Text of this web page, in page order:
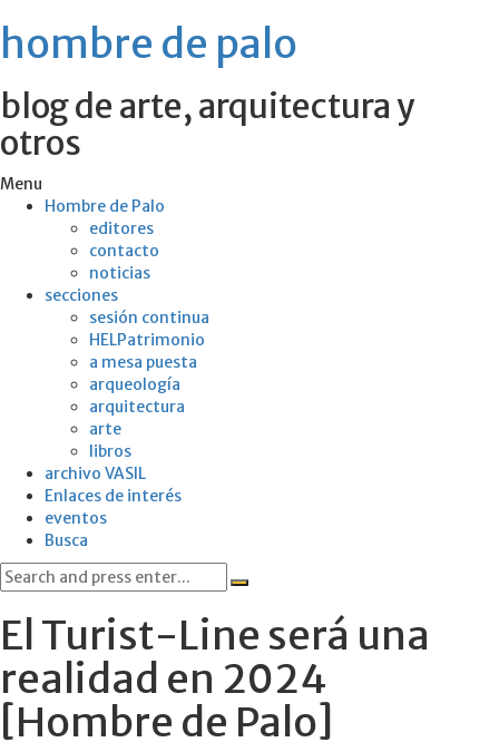
hombre de palo
blog de arte, arquitectura y
otros
Menu
Hombre de Palo
editores
contacto
noticias
secciones
sesión continua
HELPatrimonio
a mesa puesta
arqueología
arquitectura
arte
libros
archivo VASIL
Enlaces de interés
eventos
Busca
Search
for:
El Turist-Line será una
realidad en 2024
[Hombre de Palo]